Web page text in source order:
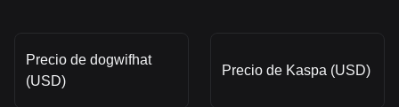
Precio de dogwifhat
(USD)
Precio de Kaspa (USD)